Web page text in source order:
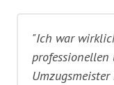
"Ich war
professionellen